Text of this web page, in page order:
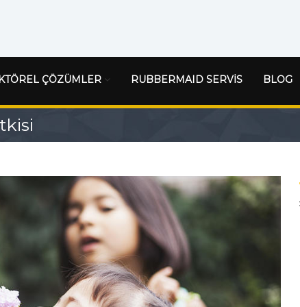
ÇÖZÜMLER RUBBERMAID SERVİS BLOG